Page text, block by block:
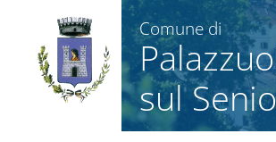
Salta al contenuto principale
Comune di
sul Senio